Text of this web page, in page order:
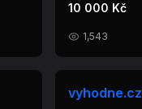
10 000 Kč
1,543
vyhodne.cz